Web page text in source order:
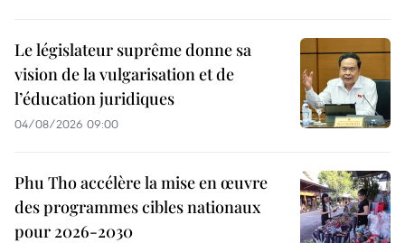
Le législateur suprême donne sa
vision de la vulgarisation et de
l’éducation juridiques
04/08/2026 09:00
Phu Tho accélère la mise en œuvre
des programmes cibles nationaux
pour 2026-2030